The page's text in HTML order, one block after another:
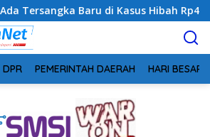
di Kasus Hibah Rp40 Miliar
DPR PEMERINTAH DAERAH HARI BESAR